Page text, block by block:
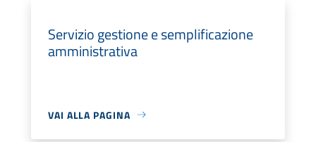
Servizio gestione e semplificazione
amministrativa
VAI ALLA PAGINA